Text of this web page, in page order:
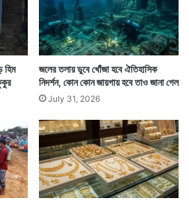
সেই প্রয়োজন মিটিয়ে দিয়েছে বলেই
তাঁদের খুশির শেষ নেই। যে জল সেচের
প্রকৃতির এক চরম রোষ দিয়ে চলে
হিম
জলের তলায় ডুবে খোঁজা হবে ঐতিহাসিক
নিদর্শন, কোন কোন জায়গায় হবে তাও জানা গেল
July 31, 2026